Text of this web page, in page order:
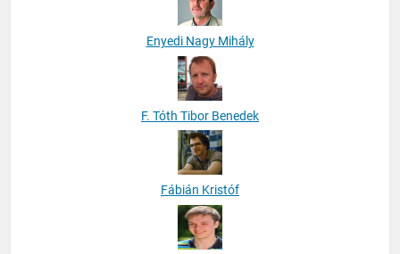
Enyedi Nagy Mihály
F. Tóth Tibor Benedek
Fábián Kristóf